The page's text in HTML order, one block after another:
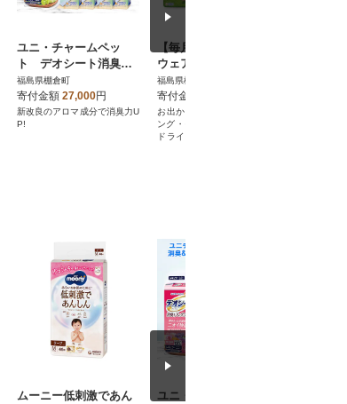
ユニ・チャームペッ
ト デオシート消臭&
フレグランス グリー
ンアロマの香り レギ
ュラー120枚×4
福島県棚倉町
寄付金額 27,000円
新改良のアロマ成分で消臭力U
P!
【毎月定期便】マナー
ウェア男の子用SS青チ
ェック・紺チェック48
枚×4袋全2回
福島県棚倉町
寄付金額
お出かけ・お部屋でのマーキ
ング・そそうに安心。 旅行・
ドライブ・お散歩・お留守番
ムーニー低刺激であん
ユニ・チャームペッ